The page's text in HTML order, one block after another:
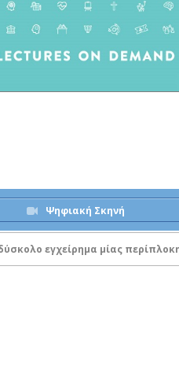
Ψηφιακή Σκηνή
εγχείρημα μίας